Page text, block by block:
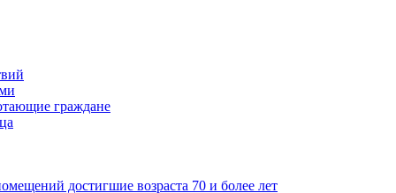
граждане
достигшие возраста 70 и более лет